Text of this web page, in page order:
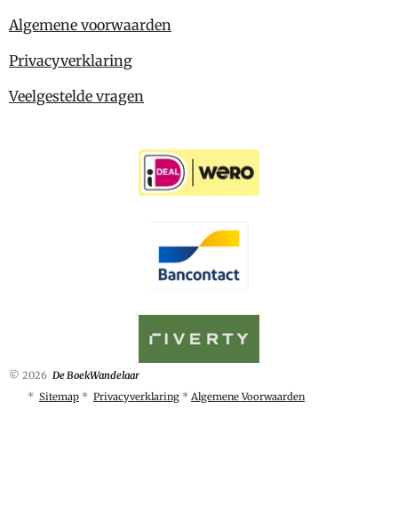
Algemene voorwaarden
Privacyverklaring
Veelgestelde vragen
© 2026 De BoekWandelaar
* Sitemap * Privacyverklaring * Algemene Voorwaarden